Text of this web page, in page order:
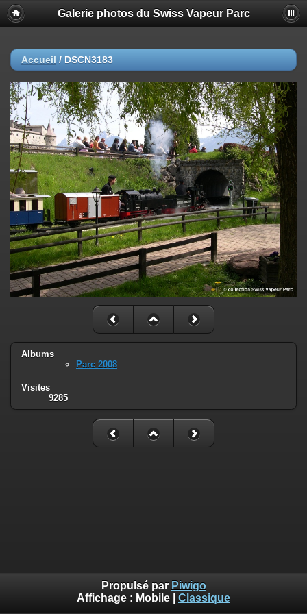
Galerie photos du Swiss Vapeur Parc
Accueil / DSCN3183
Albums
Parc 2008
Visites
9285
Propulsé par Piwigo
Affichage : Mobile Classique